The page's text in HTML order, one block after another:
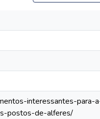
interessantes-
postos-de-alferes/